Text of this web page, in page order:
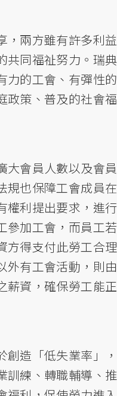
，兩方雖有許多利益
共同福祉努力。瑞典
力的工會、有彈性的
政策、普及的社會福
大會員人數以及會員
規也保障工會成員在
權利提出要求，進行
參加工會，而員工若
方得支付此勞工合理
外有工會活動，則由
薪資，確保勞工能正
造「低失業率」，
訓練、轉職輔導、推